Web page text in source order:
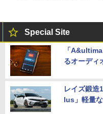
Special Site
「
るオーディ
レイズ鍛造
lus」軽量